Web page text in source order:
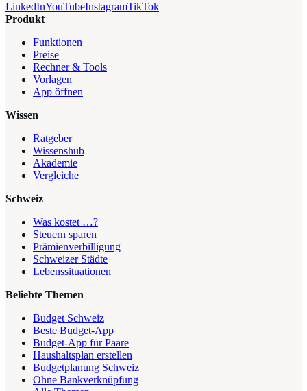
LinkedInYouTubeInstagramTikTok
Produkt
Funktionen
Preise
Rechner & Tools
Vorlagen
App öffnen
Wissen
Ratgeber
Wissenshub
Akademie
Vergleiche
Schweiz
Was kostet …?
Steuern sparen
Prämienverbilligung
Schweizer Städte
Lebenssituationen
Beliebte Themen
Budget Schweiz
Beste Budget-App
Budget-App für Paare
Haushaltsplan erstellen
Budgetplanung Schweiz
Ohne Bankverknüpfung